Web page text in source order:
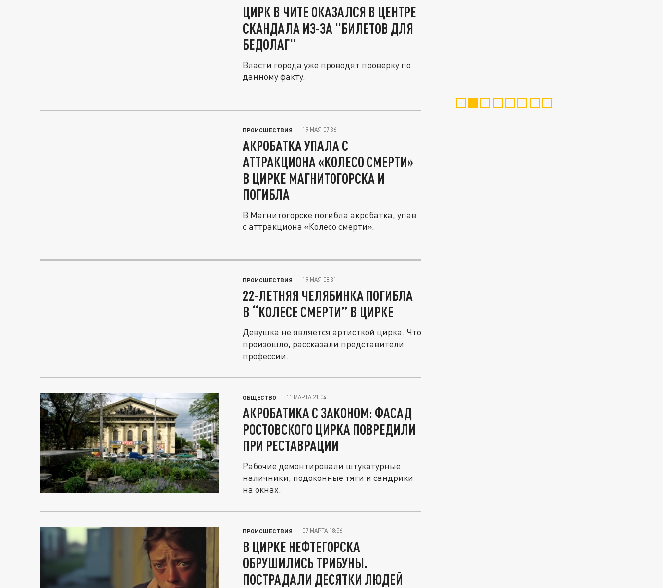
ЦИРК В ЧИТЕ ОКАЗАЛСЯ В ЦЕНТРЕ
СКАНДАЛА ИЗ-ЗА "БИЛЕТОВ ДЛЯ
БЕДОЛАГ"
Власти города уже проводят проверку по
данному факту.
ПРОИСШЕСТВИЯ 19 МАЯ 07:36
АКРОБАТКА УПАЛА С
АТТРАКЦИОНА «КОЛЕСО СМЕРТИ»
В ЦИРКЕ МАГНИТОГОРСКА И
ПОГИБЛА
В Магнитогорске погибла акробатка, упав
с аттракциона «Колесо смерти».
ПРОИСШЕСТВИЯ 19 МАЯ 08:31
22-ЛЕТНЯЯ ЧЕЛЯБИНКА ПОГИБЛА
В “КОЛЕСЕ СМЕРТИ” В ЦИРКЕ
Девушка не является артисткой цирка. Что
произошло, рассказали представители
профессии.
ОБЩЕСТВО 11 МАРТА 21:04
АКРОБАТИКА С ЗАКОНОМ: ФАСАД
РОСТОВСКОГО ЦИРКА ПОВРЕДИЛИ
ПРИ РЕСТАВРАЦИИ
Рабочие демонтировали штукатурные
наличники, подоконные тяги и сандрики
на окнах.
ПРОИСШЕСТВИЯ 07 МАРТА 18:56
В ЦИРКЕ НЕФТЕГОРСКА
ОБРУШИЛИСЬ ТРИБУНЫ.
ПОСТРАДАЛИ ДЕСЯТКИ ЛЮДЕЙ